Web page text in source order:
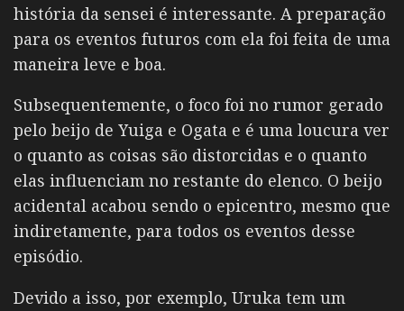
história da sensei é interessante. A preparação
para os eventos futuros com ela foi feita de uma
maneira leve e boa.
Subsequentemente, o foco foi no rumor gerado
pelo beijo de Yuiga e Ogata e é uma loucura ver
o quanto as coisas são distorcidas e o quanto
elas influenciam no restante do elenco. O beijo
acidental acabou sendo o epicentro, mesmo que
indiretamente, para todos os eventos desse
episódio.
Devido a isso, por exemplo, Uruka tem um